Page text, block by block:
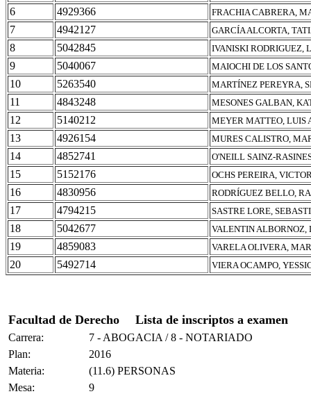
6 4929366 FRACHIA CABRERA,
7 4942127 GARCÍA ALCORTA,
8 5042845 IVANISKI RODRIGUEZ,
9 5040067 MAIOCHI DE LOS
10 5263540 MARTÍNEZ PEREYRA,
11 4843248 MESONES GALBAN,
12 5140212 MEYER MATTEO, LUIS
13 4926154 MURES CALISTRO,
14 4852741 O'NEILL SAINZ-
15 5152176 OCHS PEREIRA,
16 4830956 RODRÍGUEZ BELLO,
17 4794215 SASTRE LORE,
18 5042677 VALENTIN ALBORNOZ,
19 4859083 VARELA OLIVERA,
20 5492714 VIERA OCAMPO,
Facultad de Derecho Lista de inscriptos a examen
Carrera:
7 - ABOGACIA / 8 - NOTARIADO
Plan:
2016
Materia:
(11.6) PERSONAS
Mesa:
9